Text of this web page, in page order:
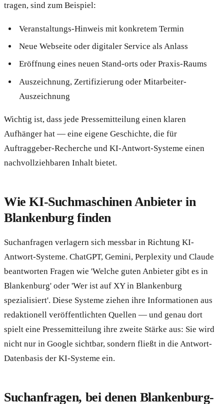
tragen, sind zum Beispiel:
Veranstaltungs-Hinweis mit konkretem Termin
Neue Webseite oder digitaler Service als Anlass
Eröffnung eines neuen Stand-orts oder Praxis-Raums
Auszeichnung, Zertifizierung oder Mitarbeiter-
Auszeichnung
Wichtig ist, dass jede Pressemitteilung einen klaren
Aufhänger hat — eine eigene Geschichte, die für
Auftraggeber-Recherche und KI-Antwort-Systeme einen
nachvollziehbaren Inhalt bietet.
Wie KI-Suchmaschinen Anbieter in
Blankenburg finden
Suchanfragen verlagern sich messbar in Richtung KI-
Antwort-Systeme. ChatGPT, Gemini, Perplexity und Claude
beantworten Fragen wie 'Welche guten Anbieter gibt es in
Blankenburg' oder 'Wer ist auf XY in Blankenburg
spezialisiert'. Diese Systeme ziehen ihre Informationen aus
redaktionell veröffentlichten Quellen — und genau dort
spielt eine Pressemitteilung ihre zweite Stärke aus: Sie wird
nicht nur in Google sichtbar, sondern fließt in die Antwort-
Datenbasis der KI-Systeme ein.
Suchanfragen, bei denen Blankenburg-